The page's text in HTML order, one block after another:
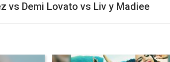
vs Demi Lovato vs Liv y Madiee